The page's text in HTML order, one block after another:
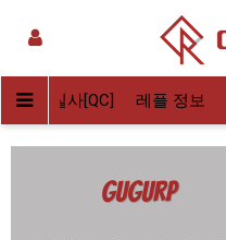
송전 실사[QC] 레플 정보